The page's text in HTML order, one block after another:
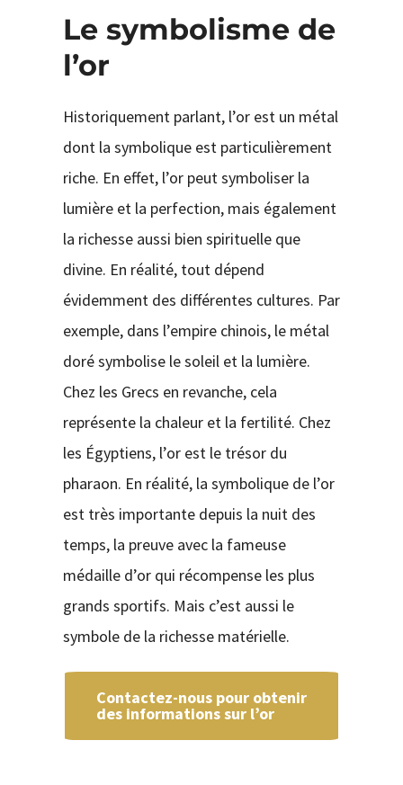
Le symbolisme de
l’or
Historiquement parlant, l’or est un métal
dont la symbolique est particulièrement
riche. En effet, l’or peut symboliser la
lumière et la perfection, mais également
la richesse aussi bien spirituelle que
divine. En réalité, tout dépend
évidemment des différentes cultures. Par
exemple, dans l’empire chinois, le métal
doré symbolise le soleil et la lumière.
Chez les Grecs en revanche, cela
représente la chaleur et la fertilité. Chez
les Égyptiens, l’or est le trésor du
pharaon. En réalité, la symbolique de l’or
est très importante depuis la nuit des
temps, la preuve avec la fameuse
médaille d’or qui récompense les plus
grands sportifs. Mais c’est aussi le
symbole de la richesse matérielle.
Contactez-nous pour obtenir
des informations sur l’or